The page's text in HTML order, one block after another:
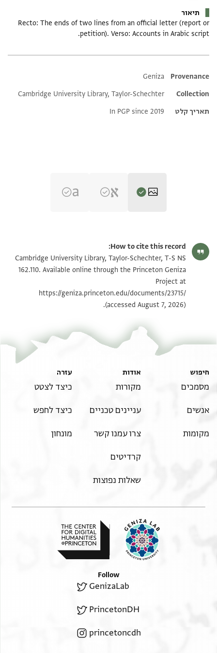
תיאור
Recto: The ends of two lines from an official letter (report or
petition). Verso: Accounts in Arabic script.
Additional metadata
Provenance
Geniza
Collection
Cambridge University Library, Taylor-Schechter
תאריך קלט
In PGP since 2019
T-S NS 162.110 1v הגדל וסובב
תנאי היתר שימוש בתצלום
How to cite this record:
Cambridge University Library, Taylor-Schechter, T-S NS
162.110. Available online through the Princeton Geniza
Project at
https://geniza.princeton.edu/documents/23715/
(accessed August 7, 2026).
חיפוש
מסמכים
אנשים
מקומות
אודות
מקורות
עניינים טכניים
צרו עמנו קשר
קרדיטים
שאלות נפוצות
עזרה
כיצד לצטט
כיצד לחפש
מונחון
Follow
GenizaLab
PrincetonDH
princetoncdh